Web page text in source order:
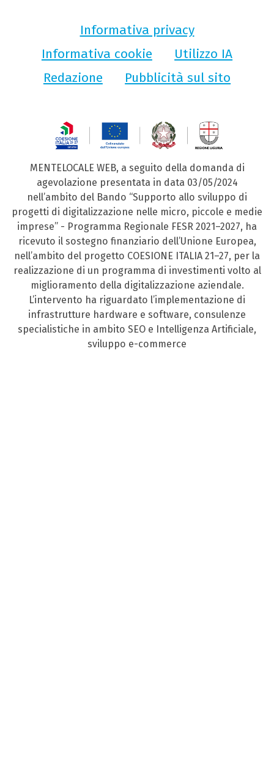
Informativa privacy
Informativa cookie
Utilizzo IA
Redazione
Pubblicità sul sito
MENTELOCALE WEB, a seguito della domanda di
agevolazione presentata in data 03/05/2024
nell’ambito del Bando “Supporto allo sviluppo di
progetti di digitalizzazione nelle micro, piccole e medie
imprese” - Programma Regionale FESR 2021–2027, ha
ricevuto il sostegno finanziario dell’Unione Europea,
nell’ambito del progetto COESIONE ITALIA 21–27, per la
realizzazione di un programma di investimenti volto al
miglioramento della digitalizzazione aziendale.
L’intervento ha riguardato l’implementazione di
infrastrutture hardware e software, consulenze
specialistiche in ambito SEO e Intelligenza Artificiale,
sviluppo e-commerce